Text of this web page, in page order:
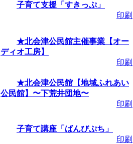
子育て支援「すきっぷ」
印刷
★北会津公民館主催事業【オー
ディオ工房】
印刷
★北会津公民館【地域ふれあい
公民館】〜下荒井団地〜
印刷
子育て講座「ばんびぷち」
印刷